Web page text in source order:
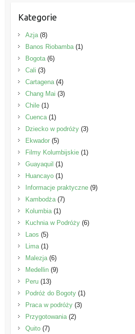
Kategorie
Azja(8)
Banos Riobamba(1)
Bogota(6)
Cali (3)
Cartagena(4)
Chang Mai (3)
Chile(1)
Cuenca(1)
Dziecko w podróży(3)
Ekwador(5)
Filmy Kolumbijskie(1)
Guayaquil (1)
Huancayo(1)
Informacje praktyczne(9)
Kambodża(7)
Kolumbia(1)
Kuchnia w Podróży(6)
Laos (5)
Lima(1)
Malezja(6)
Medellin(9)
Peru(13)
Podróż do Bogoty(1)
Praca w podróży(3)
Przygotowania(2)
Quito(7)